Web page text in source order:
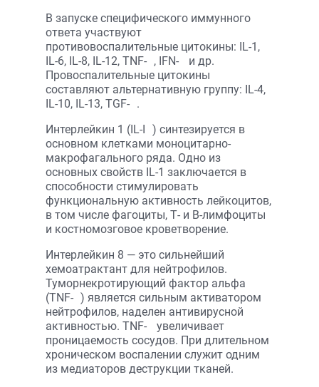
В запуске специфического иммунного
ответа участвуют
противовоспалительные цитокины: IL-1,
IL-6, IL-8, IL-12, TNF- , IFN-
и др.
Провоспалительные цитокины
составляют альтернативную группу: IL-4,
IL-10, IL-13, TGF- .
Интерлейкин 1 (IL-I ) синтезируется в
основном клетками моноцитарно-
макрофагального ряда. Одно из
основных свойств IL-1 заключается в
способности стимулировать
функциональную активность лейкоцитов,
в том числе фагоциты, Т- и В-лимфоциты
и костномозговое кроветворение.
Интерлейкин 8 — это сильнейший
хемоатрактант для нейтрофилов.
Туморнекротирующий фактор альфа
(TNF- ) является сильным активатором
нейтрофилов, наделен антивирусной
активностью. TNF-
увеличивает
проницаемость сосудов. При длительном
хроническом воспалении служит одним
из медиаторов деструкции тканей.